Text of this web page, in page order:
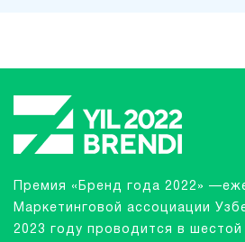
Премия «Бренд года 2022»
Маркетинговой ассоциации
2023 году проводится в шестой